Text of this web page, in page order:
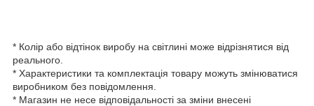
* Колір або відтінок виробу на світлині може відрізнятися від
реального.
* Характеристики та комплектація товару можуть змінюватися
виробником без повідомлення.
* Магазин не несе відповідальності за зміни внесені